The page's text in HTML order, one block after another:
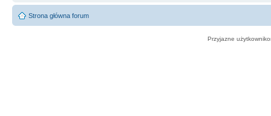
Strona główna forum
Przyjazne